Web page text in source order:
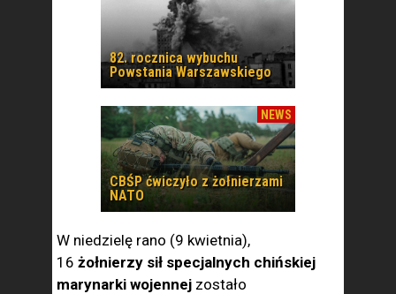
82. rocznica wybuchu
Powstania Warszawskiego
NEWS
CBŚP ćwiczyło z żołnierzami
NATO
W niedzielę rano (9 kwietnia),
16 żołnierzy sił specjalnych chińskiej
marynarki wojennej zostało